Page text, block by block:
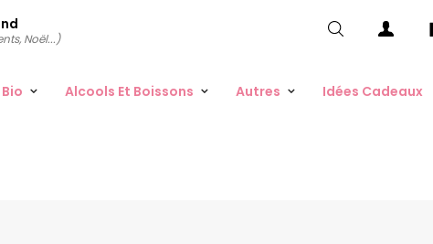
Noël...)
Alcools Et Boissons Autres Idées Cadeaux